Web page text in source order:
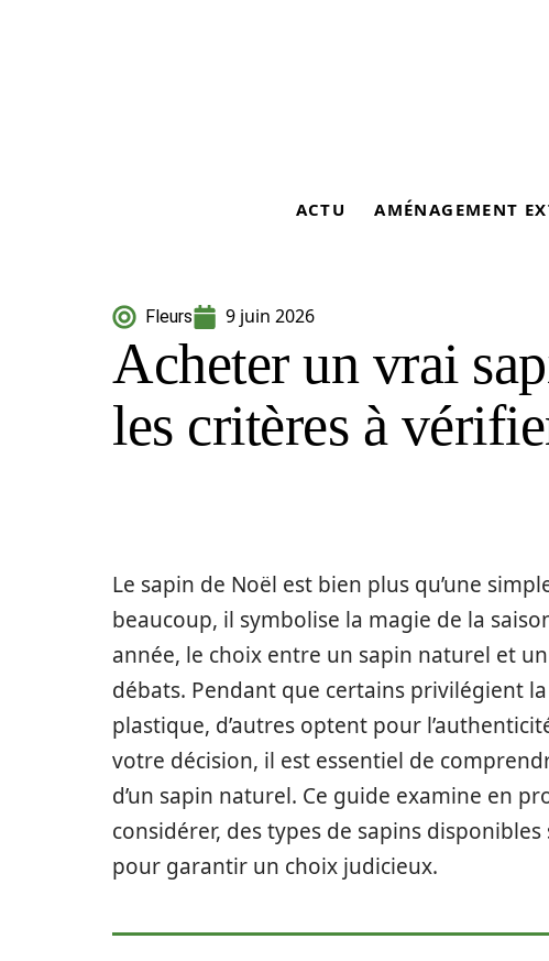
ACTU AMÉNAGEMENT
Fleurs 9 juin 2026
Acheter un vrai
les critères à
Le sapin de Noël est bien plus qu’une
beaucoup, il symbolise la magie de la
année, le choix entre un sapin naturel et
débats. Pendant que certains privilégient
plastique, d’autres optent pour
votre décision, il est essentiel de
d’un sapin naturel. Ce guide examine en
considérer, des types de sapins
pour garantir un choix judicieux.